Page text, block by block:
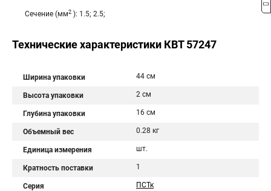
Сечение (мм2 ): 1.5; 2.5;
Технические характеристики КВТ 57247
Ширина упаковки 44 см
Высота упаковки 2 см
Глубина упаковки 16 см
Объемный вес 0.28 кг
Единица измерения шт.
Кратность поставки 1
Серия ПСТк